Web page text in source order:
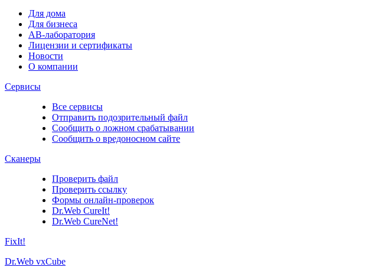
Для дома
Для бизнеса
АВ-лаборатория
Лицензии и сертификаты
Новости
О компании
Сервисы
Все сервисы
Отправить подозрительный файл
Сообщить о ложном срабатывании
Сообщить о вредоносном сайте
Сканеры
Проверить файл
Проверить ссылку
Формы онлайн-проверок
Dr.Web CureIt!
Dr.Web CureNet!
FixIt!
Dr.Web vxCube